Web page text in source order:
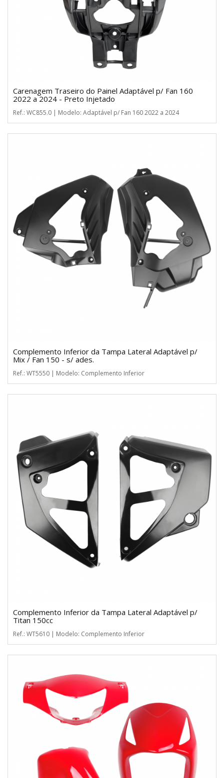
Carenagem Traseiro do Painel Adaptável p/ Fan 160
2022 a 2024 - Preto Injetado
Ref.: WC855.0 | Modelo: Adaptável p/ Fan 160 2022 a 2024
Complemento Inferior da Tampa Lateral Adaptável p/
Mix / Fan 150 - s/ ades.
Ref.: WT5550 | Modelo: Complemento Inferior
Complemento Inferior da Tampa Lateral Adaptável p/
Titan 150cc
Ref.: WT5610 | Modelo: Complemento Inferior